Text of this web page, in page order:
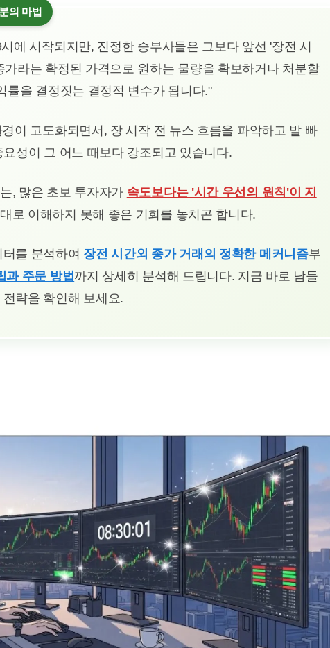
의 마법
에 시작되지만, 진정한 승부사들은 그보다 앞선 '장전 시
라는 확정된 가격으로 원하는 물량을 확보하거나 처분할
률을 결정짓는 결정적 변수가 됩니다."
이 고도화되면서, 장 시작 전 뉴스 흐름을 파악하고 발 빠
성이 그 어느 때보다 강조되고 있습니다.
, 많은 초보 투자자가 속도보다는 '시간 우선의 원칙'이 지
로 이해하지 못해 좋은 기회를 놓치곤 합니다.
를 분석하여 장전 시간외 종가 거래의 정확한 메커니즘부
과 주문 방법 까지 상세히 분석해 드립니다. 지금 바로 남들
략을 확인해 보세요.